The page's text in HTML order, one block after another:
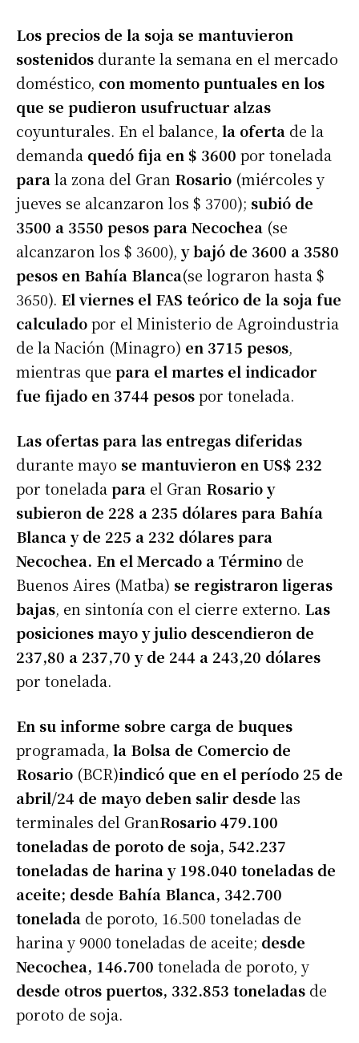
Los precios de la soja se mantuvieron
sostenidos durante la semana en el mercado
doméstico, con momento puntuales en los
que se pudieron usufructuar alzas
coyunturales. En el balance, la oferta de la
demanda quedó fija en $ 3600 por tonelada
parala zona del Gran Rosario (miércoles y
jueves se alcanzaron los $ 3700); subió de
3500 a 3550 pesos para Necochea (se
alcanzaron los $ 3600), y bajó de 3600 a 3580
pesos en Bahía Blanca(se lograron hasta $
3650). El viernes el FAS teórico de la soja fue
calculadopor el Ministerio de Agroindustria
de la Nación (Minagro) en 3715 pesos,
mientras que para el martes el indicador
fue fijado en 3744 pesospor tonelada.
Las ofertas para las entregas diferidas
durante mayo se mantuvieron en US$ 232
por tonelada para el Gran Rosario y
subieron de 228 a 235 dólares para Bahía
Blanca y de 225 a 232 dólares para
Necochea. En el Mercado a Término de
Buenos Aires (Matba) se registraron ligeras
bajas, en sintonía con el cierre externo. Las
posiciones mayo y julio descendieron de
237,80 a 237,70 y de 244 a 243,20 dólares
por tonelada.
En su informe sobre carga de buques
programada, la Bolsa de Comercio de
Rosario (BCR)indicó que en el período 25 de
abril/24 de mayo deben salir desde las
terminales del GranRosario 479.100
toneladas de poroto de soja, 542.237
toneladas de harina y 198.040 toneladas de
aceite; desde Bahía Blanca, 342.700
tonelada de poroto, 16.500 toneladas de
harina y 9000 toneladas de aceite; desde
Necochea, 146.700 tonelada de poroto, y
desde otros puertos, 332.853 toneladas de
poroto de soja.